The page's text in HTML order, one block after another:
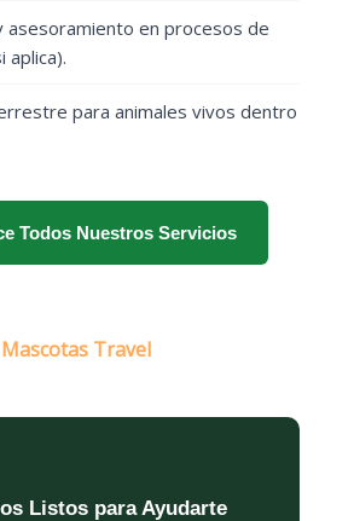
asesoramiento en procesos de
aplica).
para animales vivos dentro
Todos Nuestros Servicios
Travel
Listos para Ayudarte